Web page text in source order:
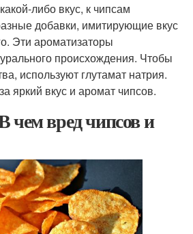
либо вкус, к чипсам
добавки, имитирующие вкус
Эти ароматизаторы
происхождения. Чтобы
используют глутамат натрия.
яркий вкус и аромат чипсов.
чем вред чипсов и